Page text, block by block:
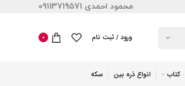
محمود احمدی 09113719571
ورود / ثبت نام 0
کتاب انواع ذره بین سکه